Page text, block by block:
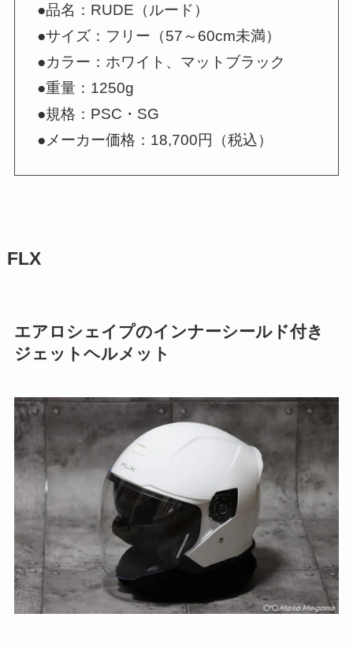
●品名：RUDE（ルード）
●サイズ：フリー（57～60cm未満）
●カラー：ホワイト、マットブラック
●重量：1250g
●規格：PSC・SG
●メーカー価格：18,700円（税込）
FLX
エアロシェイプのインナーシールド付き
ジェットヘルメット